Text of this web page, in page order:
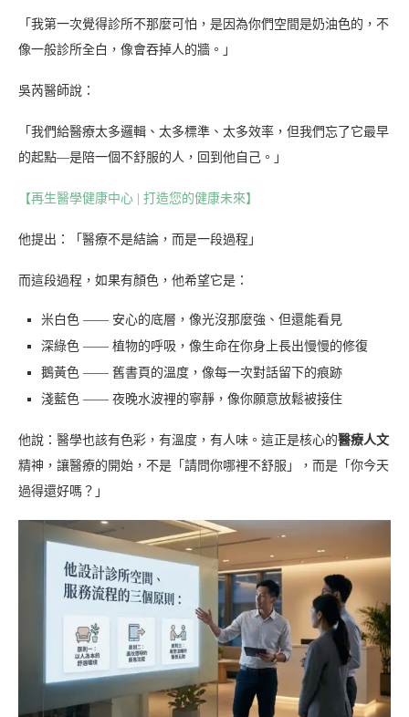
「我第一次覺得診所不那麼可怕，是因為你們空間是奶油色的，不
像一般診所全白，像會吞掉人的牆。」
吳芮醫師說：
「我們給醫療太多邏輯、太多標準、太多效率，但我們忘了它最早
的起點—是陪一個不舒服的人，回到他自己。」
【再生醫學健康中心 | 打造您的健康未來】
他提出：「醫療不是結論，而是一段過程」
而這段過程，如果有顏色，他希望它是：
米白色 —— 安心的底層，像光沒那麼強、但還能看見
深綠色 —— 植物的呼吸，像生命在你身上長出慢慢的修復
鵝黃色 —— 舊書頁的溫度，像每一次對話留下的痕跡
淺藍色 —— 夜晚水波裡的寧靜，像你願意放鬆被接住
他說：醫學也該有色彩，有溫度，有人味。這正是核心的醫療人文
精神，讓醫療的開始，不是「請問你哪裡不舒服」，而是「你今天
過得還好嗎？」